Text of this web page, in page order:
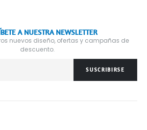
A NUESTRA NEWSLETTER
nuevos diseño, ofertas y campañas de
descuento.
SUSCRIBIRSE